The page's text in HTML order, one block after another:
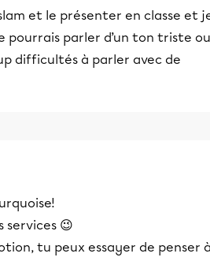
et le présenter en classe et
pourrais parler d’un ton triste ou
difficultés à parler avec de
services 😉
tu peux essayer de penser